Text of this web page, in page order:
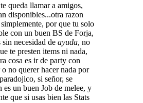
queda llamar a amigos,
disponibles...otra razon
por que tu solo
con un buen BS de Forja,
necesidad de ayuda, no
te presten items ni nada,
cosa es ir de party con
no querer hacer nada por
si señor, se
es un buen Job de melee, y
que si usas bien las Stats